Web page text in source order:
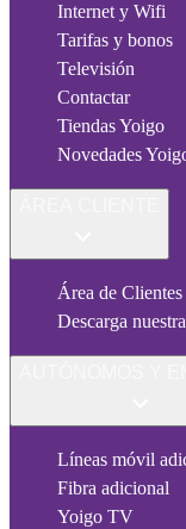
Internet y Wifi
Tarifas y bonos
Televisión
Contactar
Tiendas Yoigo
Novedades
Área de Clientes
Descarga
Líneas móvil
Fibra adicional
Yoigo TV